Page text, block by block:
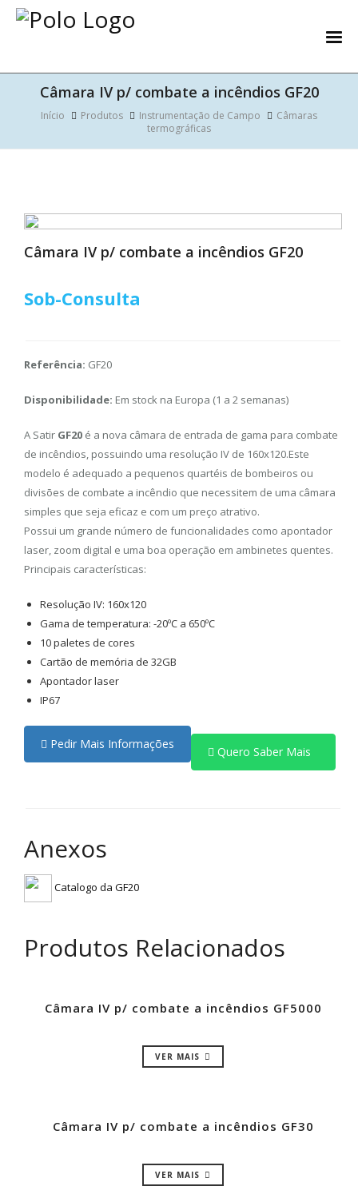
Câmara IV p/ combate a incêndios GF20
Início Produtos Instrumentação de Campo
Câmaras
termográficas
Câmara IV p/ combate a incêndios GF20
Sob-Consulta
Referência: GF20
Disponibilidade: Em stock na Europa (1 a 2 semanas)
A Satir GF20 é a nova câmara de entrada de gama para combate
de incêndios, possuindo uma resolução IV de 160x120.Este
modelo é adequado a pequenos quartéis de bombeiros ou
divisões de combate a incêndio que necessitem de uma câmara
simples que seja eficaz e com um preço atrativo.
Possui um grande número de funcionalidades como apontador
laser, zoom digital e uma boa operação em ambinetes quentes.
Principais características:
Resolução IV: 160x120
Gama de temperatura: -20ºC a 650ºC
10 paletes de cores
Cartão de memória de 32GB
Apontador laser
IP67
Pedir Mais Informações
Quero Saber Mais
Anexos
Catalogo da GF20
Produtos Relacionados
Câmara IV p/ combate a incêndios GF5000
VER MAIS
Câmara IV p/ combate a incêndios GF30
VER MAIS